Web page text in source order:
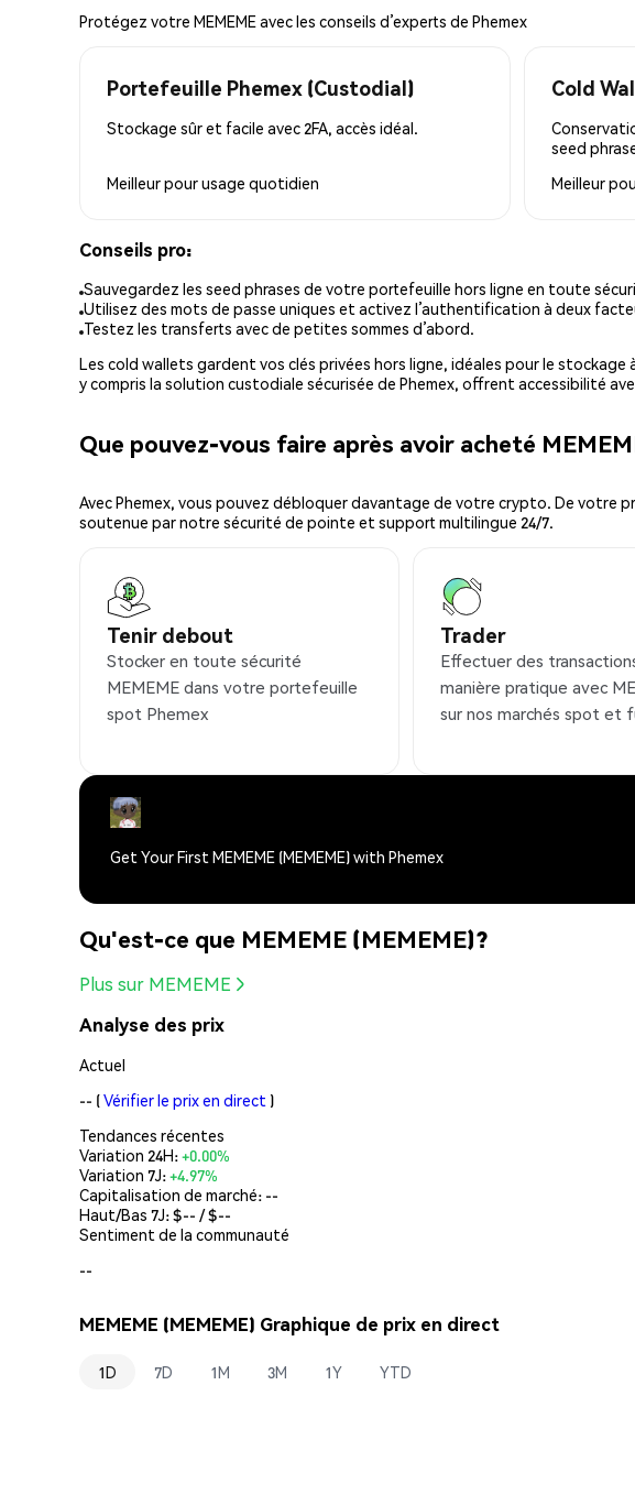
Protégez votre MEMEME avec les conseils d’experts de Phemex
Portefeuille Phemex (Custodial)
Stockage sûr et facile avec 2FA, accès idéal.
Meilleur pourusage quotidien
Cold
seed
Meilleur
Conseils pro:
Sauvegardez les seed phrases de votre portefeuille hors ligne en toute
Utilisez des mots de passe uniques et activez l’authentification à deux
Testez les transferts avec de petites sommes d’abord.
Les cold wallets gardent vos clés privées hors ligne, idéales pour le
y compris la solution custodiale sécurisée de Phemex, offrent accessibilité
Que pouvez-vous faire après avoir acheté
Avec Phemex, vous pouvez débloquer davantage de votre crypto. De
soutenue par notre sécurité de pointe et support multilingue 24/7.
Tenir debout
Stocker en toute sécurité
MEMEME dans votre portefeuille
spot Phemex
Trader
Effectuer des
manière pratique avec
sur nos marchés spot et
Get Your First MEMEME (MEMEME) with Phemex
Qu'est-ce que MEMEME (MEMEME)?
Plus sur MEMEME
Analyse des prix
Actuel
-- (Vérifier le prix en direct )
Tendances récentes
Variation 24H:+0.00%
Variation 7J:+4.97%
Capitalisation de marché: --
Haut/Bas 7J: $-- / $--
Sentiment de la communauté
--
MEMEME (MEMEME) Graphique de prix en direct
1D 7D 1M 3M 1Y YTD